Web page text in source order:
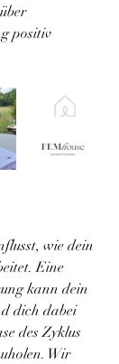
positiv
wie dein
Eine
kann dein
dich dabei
des Zyklus
Wir